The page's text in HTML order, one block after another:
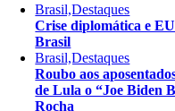
Brasil,Destaques
Crise diplomática e
Brasil
Brasil,Destaques
Roubo aos
de Lula o “Joe Biden
Rocha